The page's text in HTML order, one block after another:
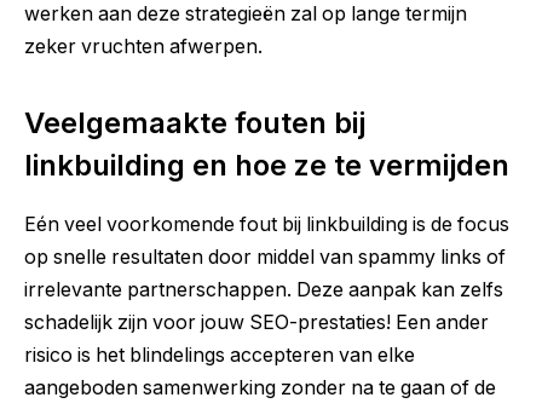
werken aan deze strategieën zal op lange termijn
zeker vruchten afwerpen.
Veelgemaakte fouten bij
linkbuilding en hoe ze te vermijden
Eén veel voorkomende fout bij linkbuilding is de focus
op snelle resultaten door middel van spammy links of
irrelevante partnerschappen. Deze aanpak kan zelfs
schadelijk zijn voor jouw SEO-prestaties! Een ander
risico is het blindelings accepteren van elke
aangeboden samenwerking zonder na te gaan of de